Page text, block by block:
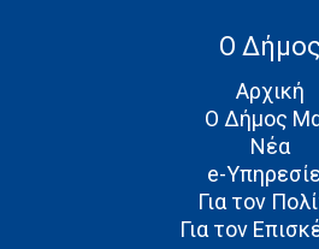
Ο Δήμος
Αρχική
Ο Δήμος
Νέα
e-
Για τον
Για τον